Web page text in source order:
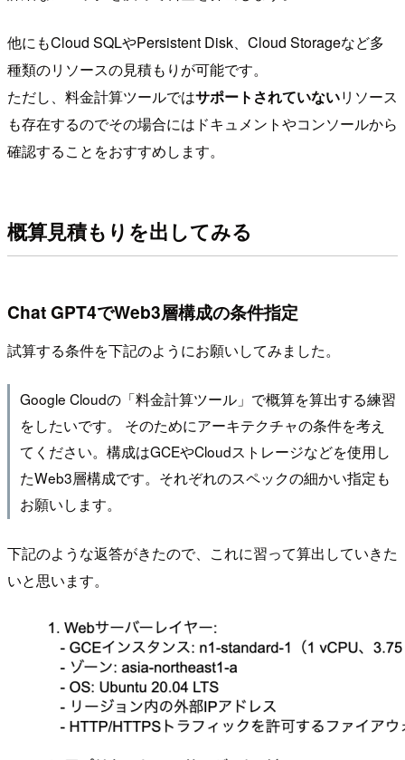
他にもCloud SQLやPersistent Disk、Cloud Storageなど多
種類のリソースの見積もりが可能です。
ただし、料金計算ツールではサポートされていないリソース
も存在するのでその場合にはドキュメントやコンソールから
確認することをおすすめします。
概算見積もりを出してみる
Chat GPT4でWeb3層構成の条件指定
試算する条件を下記のようにお願いしてみました。
Google Cloudの「料金計算ツール」で概算を算出する練習
をしたいです。 そのためにアーキテクチャの条件を考え
てください。構成はGCEやCloudストレージなどを使用し
たWeb3層構成です。それぞれのスペックの細かい指定も
お願いします。
下記のような返答がきたので、これに習って算出していきた
いと思います。